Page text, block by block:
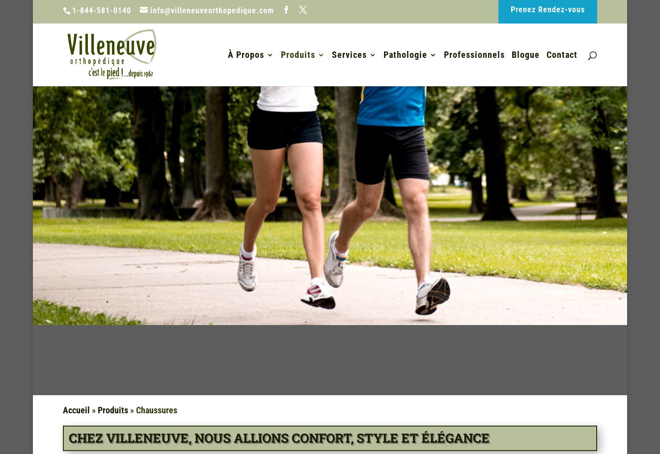
1-844-581-0140 info@villeneuveorthopedique.com Prenez Rendez-vous
À Propos Produits Services Pathologie Professionnels Blogue Contact
Accueil » Produits»Chaussures
CHEZ VILLENEUVE, NOUS ALLIONS CONFORT, STYLE ET ÉLÉGANCE